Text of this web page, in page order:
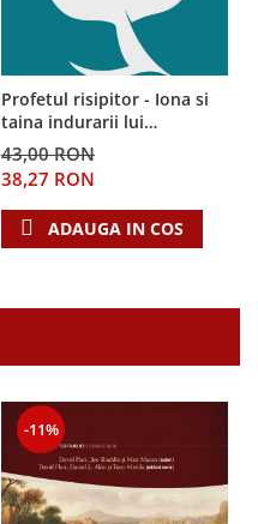
Profetul risipitor - Iona si
taina indurarii lui
Dumnezeu
43,00 RON
38,27 RON
ADAUGA IN COS
-11%